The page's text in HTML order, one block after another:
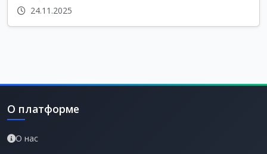
24.11.2025
О платформе
О нас